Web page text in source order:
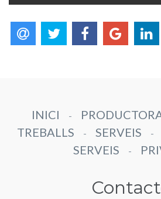
INICI -
TREBALLS
- SERVEIS -
SERVEIS
-